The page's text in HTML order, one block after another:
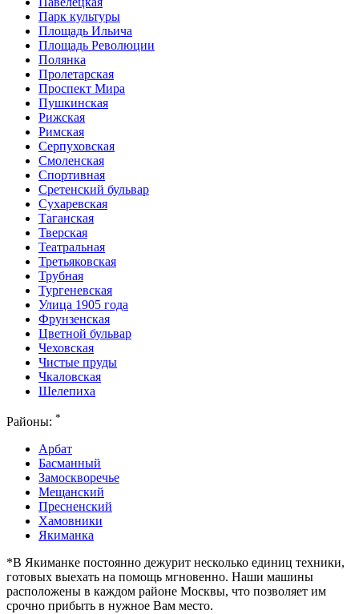
Парк культуры
Площадь Ильича
Площадь Революции
Полянка
Пролетарская
Проспект Мира
Пушкинская
Рижская
Римская
Серпуховская
Смоленская
Спортивная
Сретенский бульвар
Сухаревская
Таганская
Тверская
Театральная
Третьяковская
Трубная
Тургеневская
Улица 1905 года
Фрунзенская
Цветной бульвар
Чеховская
Чистые пруды
Чкаловская
Шелепиха
Районы: *
Арбат
Басманный
Замоскворечье
Мещанский
Пресненский
Хамовники
Якиманка
*В Якиманке постоянно дежурит несколько единиц техники,
готовых выехать на помощь мгновенно. Наши машины
расположены в каждом районе Москвы, что позволяет им
срочно прибыть в нужное Вам место.